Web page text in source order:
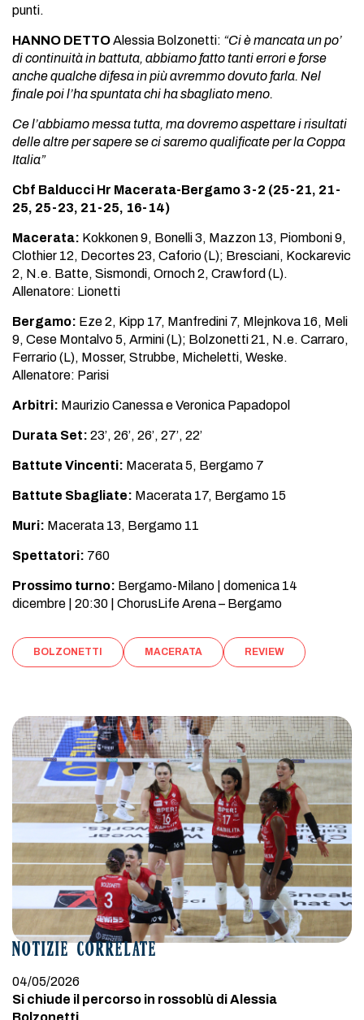
NOTIZIE CORRELATE
04/05/2026
Si chiude il percorso in rossoblù di Alessia
Bolzonetti
punti.
HANNO DETTOAlessia Bolzonetti: “Ci è mancata un po’
di continuità in battuta, abbiamo fatto tanti errori e forse
anche qualche difesa in più avremmo dovuto farla. Nel
finale poi l’ha spuntata chi ha sbagliato meno.
Ce l’abbiamo messa tutta, ma dovremo aspettare i risultati
delle altre per sapere se ci saremo qualificate per la Coppa
Italia”
Cbf Balducci Hr Macerata-Bergamo 3-2 (25-21, 21-
25, 25-23, 21-25, 16-14)
Macerata: Kokkonen 9, Bonelli 3, Mazzon 13, Piomboni 9,
Clothier 12, Decortes 23, Caforio (L); Bresciani, Kockarevic
2, N.e. Batte, Sismondi, Ornoch 2, Crawford (L).
Allenatore: Lionetti
Bergamo: Eze 2, Kipp 17, Manfredini 7, Mlejnkova 16, Meli
9, Cese Montalvo 5, Armini (L); Bolzonetti 21, N.e. Carraro,
Ferrario (L), Mosser, Strubbe, Micheletti, Weske.
Allenatore: Parisi
Arbitri: Maurizio Canessa e Veronica Papadopol
Durata Set: 23’, 26’, 26’, 27’, 22’
Battute Vincenti: Macerata 5, Bergamo 7
Battute Sbagliate: Macerata 17, Bergamo 15
Muri: Macerata 13, Bergamo 11
Spettatori: 760
Prossimo turno: Bergamo-Milano | domenica 14
dicembre | 20:30 | ChorusLife Arena – Bergamo
BOLZONETTI MACERATA REVIEW